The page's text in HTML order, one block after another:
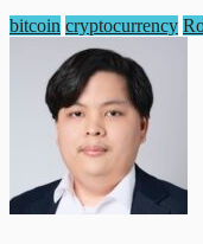
bitcoin cryptocurrency